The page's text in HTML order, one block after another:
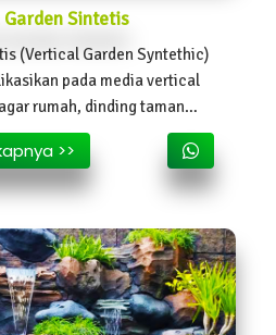
Sintetis
(Vertical Garden Syntethic)
pada media vertical
rumah, dinding taman
rumah.
>>